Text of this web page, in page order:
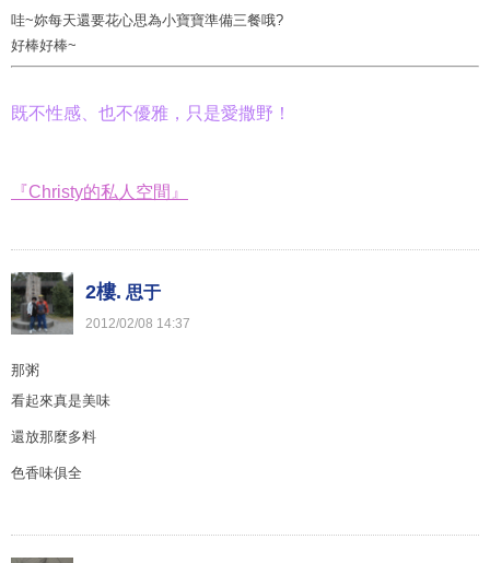
哇~妳每天還要花心思為小寶寶準備三餐哦?
好棒好棒~
既不性感、也不優雅，只是愛撒野！
『Christy的私人空間』
2樓. 思于
2012/02/08 14:37
那粥
看起來真是美味
還放那麼多料
色香味俱全